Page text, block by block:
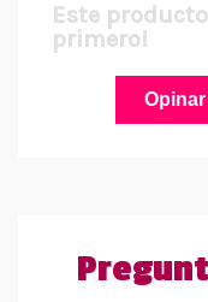
Este
primero!